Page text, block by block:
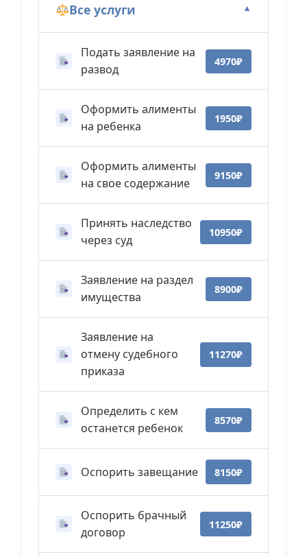
Все услуги ▼
Подать заявление на
развод
4970₽
Оформить алименты
на ребенка
1950₽
Оформить алименты
на свое содержание
9150₽
Принять наследство
через суд
10950₽
Заявление на раздел
имущества
8900₽
Заявление на
отмену судебного
приказа
11270₽
Определить с кем
останется ребенок
8570₽
Оспорить завещание 8150₽
Оспорить брачный
договор
11250₽